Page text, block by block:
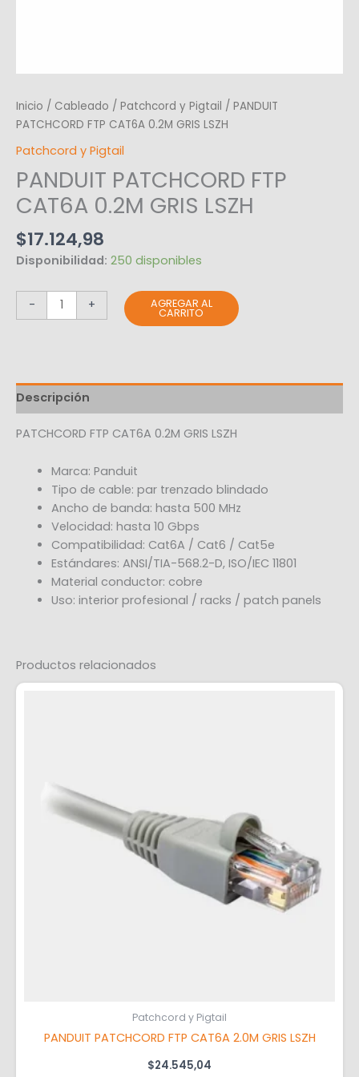
Inicio / Cableado / Patchcord y Pigtail / PANDUIT
PATCHCORD FTP CAT6A 0.2M GRIS LSZH
Patchcord y Pigtail
PANDUIT PATCHCORD FTP
CAT6A 0.2M GRIS LSZH
$17.124,98
Disponibilidad: 250 disponibles
- + AGREGAR AL
CARRITO
Descripción
PATCHCORD FTP CAT6A 0.2M GRIS LSZH
Marca: Panduit
Tipo de cable: par trenzado blindado
Ancho de banda: hasta 500 MHz
Velocidad: hasta 10 Gbps
Compatibilidad: Cat6A / Cat6 / Cat5e
Estándares: ANSI/TIA-568.2-D, ISO/IEC 11801
Material conductor: cobre
Uso: interior profesional / racks / patch panels
Productos relacionados
Patchcord y Pigtail
PANDUIT PATCHCORD FTP CAT6A 2.0M GRIS LSZH
$24.545,04